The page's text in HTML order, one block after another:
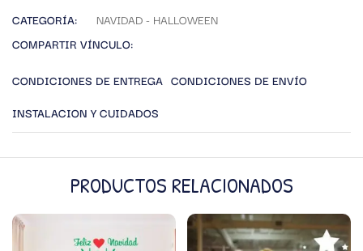
CATEGORÍA:
NAVIDAD - HALLOWEEN
COMPARTIR VÍNCULO:
CONDICIONES DE ENTREGA CONDICIONES DE ENVÍO
INSTALACION Y CUIDADOS
PRODUCTOS RELACIONADOS